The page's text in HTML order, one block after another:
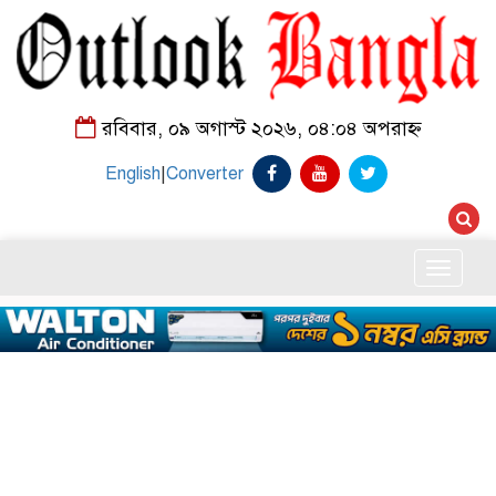
রবিবার, ০৯ অগাস্ট ২০২৬, ০৪:০৪ অপরাহ্ন
English|Converter